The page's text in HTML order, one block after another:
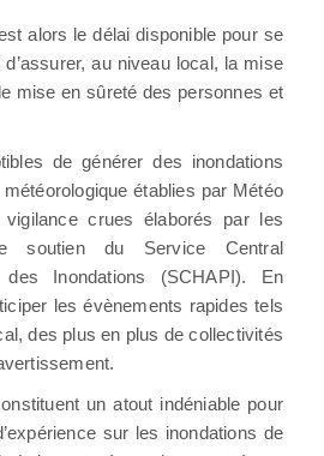
alors le délai disponible pour se
au niveau local, la mise
mise en sûreté des personnes et
de générer des inondations
établies par Météo
crues élaborés par les
soutien du Service Central
des Inondations (SCHAPI). En
les évènements rapides tels
des plus en plus de collectivités
un atout indéniable pour
sur les inondations de